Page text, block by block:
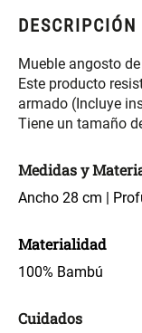
Mueble angosto
Este producto
armado (Incluye
Tiene un tamaño
Medidas y
Ancho 28 cm |
Materialidad
100% Bambú
Cuidados
Set Sábanas Algodón
Hilos
S/ 169.00 S/ 143.65
Canasto Ropa Bambú
con Forro